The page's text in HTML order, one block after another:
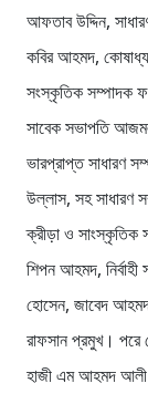
আফতাব উদ্দিন,
কবির আহমদ,
সংস্কৃতিক সম্পাদক
সাবেক সভাপতি
ভারপ্রাপ্ত সাধারণ
উল্লাস, সহ সাধারণ
ক্রীড়া ও সাংস্কৃতিক
শিপন আহমদ,
হোসেন, জাবেদ
রাফসান প্রমুখ। পরে
হাজী এম আহমদ